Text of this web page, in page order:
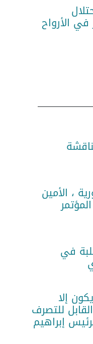
الأرواح
، الأمين
في
إلا
للتصرف
إبراهيم